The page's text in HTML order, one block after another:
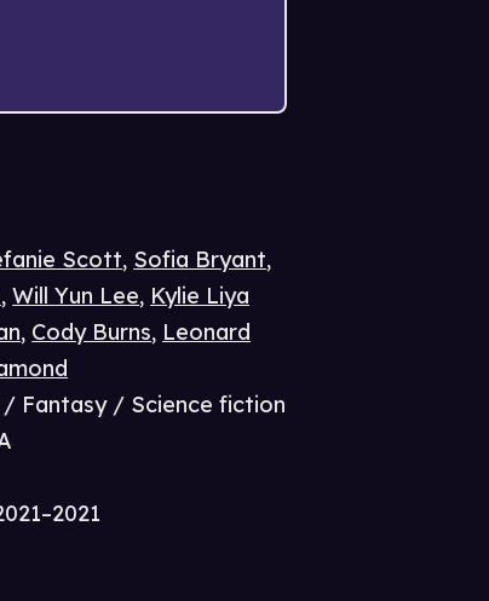
Scott, Sofia Bryant,
,Will Yun Lee, Kylie Liya
, Cody Burns, Leonard
/ Fantasy / Science fiction